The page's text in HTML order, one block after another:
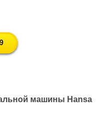
машины Hansa